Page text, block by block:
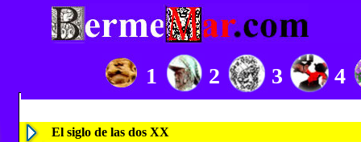
1 2 3 4
El siglo de las dos XX